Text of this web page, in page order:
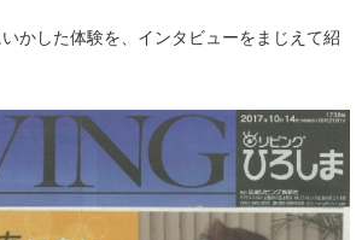
かした体験を、インタビューをまじえて紹